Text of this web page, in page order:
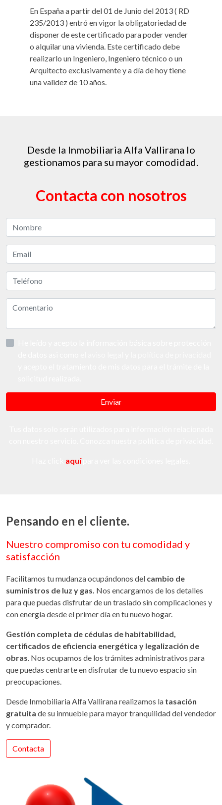
En España a partir del 01 de Junio del 2013 ( RD
235/2013 ) entró en vigor la obligatoriedad de
disponer de este certificado para poder vender
o alquilar una vivienda. Este certificado debe
realizarlo un Ingeniero, Ingeniero técnico o un
Arquitecto exclusivamente y a día de hoy tiene
una validez de 10 años.
Desde la Inmobiliaria Alfa Vallirana lo
gestionamos para su mayor comodidad.
Contacta con nosotros
Enviar
aquípara ver las condiciones legales.
Pensando en el cliente.
Nuestro compromiso con tu comodidad y
satisfacción
Facilitamos tu mudanza ocupándonos del cambio de
suministros de luz y gas. Nos encargamos de los detalles
para que puedas disfrutar de un traslado sin complicaciones y
con energía desde el primer día en tu nuevo hogar.
Gestión completa de cédulas de habitabilidad,
certificados de eficiencia energética y legalización de
obras. Nos ocupamos de los trámites administrativos para
que puedas centrarte en disfrutar de tu nuevo espacio sin
preocupaciones.
Desde Inmobiliaria Alfa Vallirana realizamos la tasación
gratuita de su inmueble para mayor tranquilidad del vendedor
y comprador.
Contacta